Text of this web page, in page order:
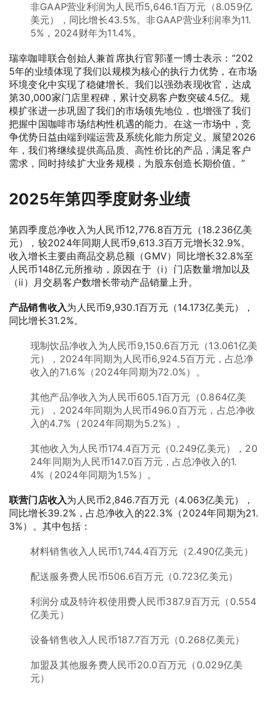
非GAAP营业利润为人民币5,646.1百万元（8.059亿
美元），同比增长43.5%。非GAAP营业利润率为11.
5%，2024财年为11.4%。
瑞幸咖啡联合创始人兼首席执行官郭谨一博士表示：“202
5年的业绩体现了我们以规模为核心的执行力优势，在市场
环境变化中实现了稳健增长。我们以强劲表现收官，达成
第30,000家门店里程碑，累计交易客户数突破4.5亿。规
模扩张进一步巩固了我们的市场领先地位，也增强了我们
把握中国咖啡市场结构性机遇的能力。在这一市场中，竞
争优势日益由端到端运营及系统化能力所定义。展望2026
年，我们将继续提供高品质、高性价比的产品，满足客户
需求，同时持续扩大业务规模，为股东创造长期价值。”
2025年第四季度财务业绩
第四季度总净收入为人民币12,776.8百万元（18.236亿美
元），较2024年同期人民币9,613.3百万元增长32.9%。
收入增长主要由商品交易总额（GMV）同比增长32.8%至
人民币148亿元所推动，原因在于（i）门店数量增加以及
（ii）月交易客户数增长带动产品销量上升。
产品销售收入为人民币9,930.1百万元（14.173亿美元），
同比增长31.2%。
现制饮品净收入为人民币9,150.6百万元（13.061亿美
元），2024年同期为人民币6,924.5百万元，占总净
收入的71.6%（2024年同期为72.0%）。
其他产品净收入为人民币605.1百万元（0.864亿美
元），2024年同期为人民币496.0百万元，占总净收
入的4.7%（2024年同期为5.2%）。
其他收入为人民币174.4百万元（0.249亿美元），20
24年同期为人民币147.0百万元，占总净收入的1.
4%（2024年同期为1.5%）。
联营门店收入为人民币2,846.7百万元（4.063亿美元），
同比增长39.2%，占总净收入的22.3%（2024年同期为21.
3%）。其中包括：
材料销售收入人民币1,744.4百万元（2.490亿美元）
配送服务费人民币506.6百万元（0.723亿美元）
利润分成及特许权使用费人民币387.9百万元（0.554
亿美元）
设备销售收入人民币187.7百万元（0.268亿美元）
加盟及其他服务费人民币20.0百万元（0.029亿美
元）